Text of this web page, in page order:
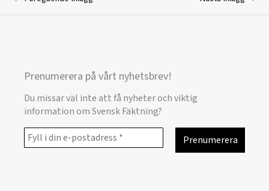
Prenumerera på vårt nyhetsbrev!
Du missar väl inte att få nyheter och viktig
information om Svensk Fäktning?